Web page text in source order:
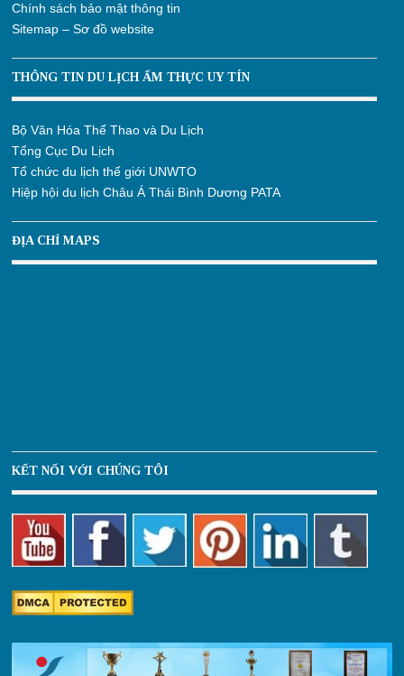
Chính sách bảo mật thông tin
Sitemap – Sơ đồ website
THÔNG TIN DU LỊCH ẨM THỰC UY TÍN
Bộ Văn Hóa Thể Thao và Du Lịch
Tổng Cục Du Lịch
Tổ chức du lịch thế giới UNWTO
Hiệp hội du lịch Châu Á Thái Bình Dương PATA
ĐỊA CHỈ MAPS
KẾT NỐI VỚI CHÚNG TÔI